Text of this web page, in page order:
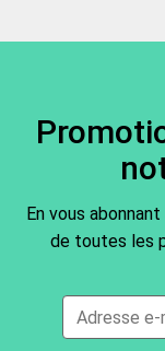
avec vous.
En vous
de toutes les